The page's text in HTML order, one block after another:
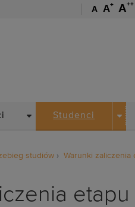
A A+ A++
Studenci
studiów Warunki zaliczenia